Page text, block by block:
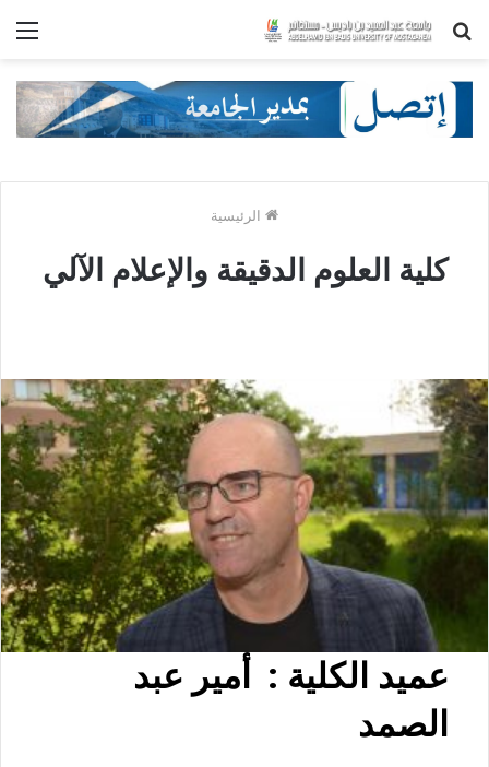
بحث
الرئيسية
كلية العلوم الدقيقة والإعلام الآلي
عميد الكلية : أمير عبد
الصمد